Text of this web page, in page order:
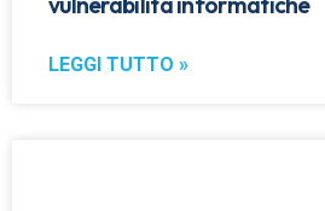
LEGGI TUTTO »